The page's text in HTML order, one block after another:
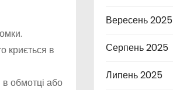
криється в
обмотці або
Вересень 2025
Серпень 2025
Липень 2025